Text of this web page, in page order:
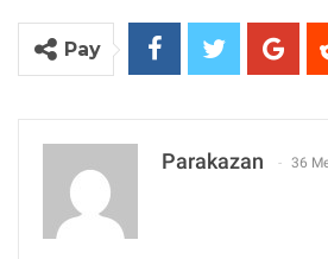
Pay
Parakazan 36